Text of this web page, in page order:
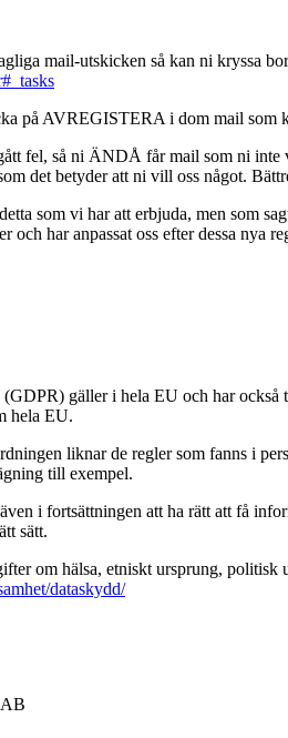
mail-utskicken så kan ni kryssa
på AVREGISTERA i dom mail som
fel, så ni ÄNDÅ får mail som ni
det betyder att ni vill oss något.
som vi har att erbjuda, men som
och har anpassat oss efter dessa nya
gäller i hela EU och har
hela EU.
liknar de regler som fanns i
till exempel.
i fortsättningen att ha rätt att få
sätt.
om hälsa, etniskt ursprung,
dataskydd/